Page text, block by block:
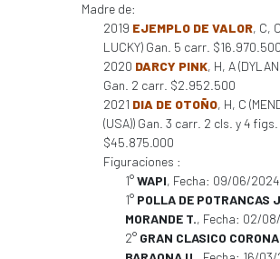
Madre de:
2019 EJEMPLO DE VALOR, C,
LUCKY) Gan. 5 carr. $16.970.500
2020 DARCY PINK, H, A
Gan. 2 carr. $2.952.500
2021 DIA DE OTOÑO, H, C
(USA)) Gan. 3 carr. 2 cls. y 4 figs.
$45.875.000
Figuraciones :
1°WAPI, Fecha: 09/06/
1° POLLA DE POTRANCAS
MORANDE T., Fecha: 02/
2° GRAN CLASICO